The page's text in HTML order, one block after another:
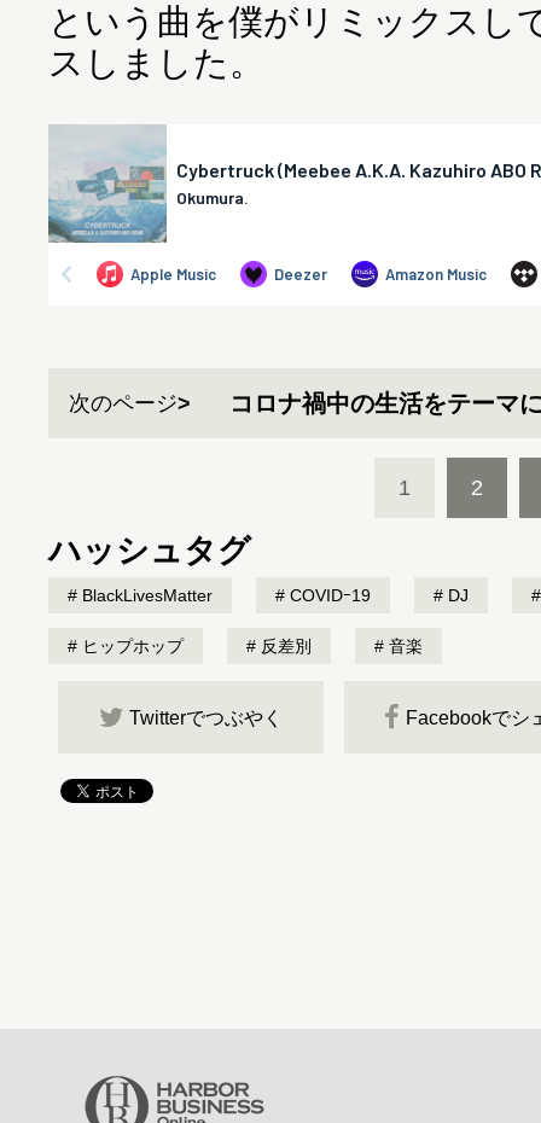
という曲を僕がリミックスし
スしました。
次のページ コロナ禍中の生活をテーマ
1 2
ハッシュタグ
BlackLivesMatter COVIDｰ19 DJ
ヒップホップ 反差別 音楽
Twitterでつぶやく Facebookでシ